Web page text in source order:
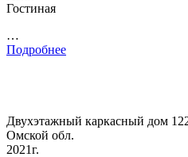
Гостиная
…
Подробнее
Двухэтажный каркасный дом
Омской обл.
2021г.